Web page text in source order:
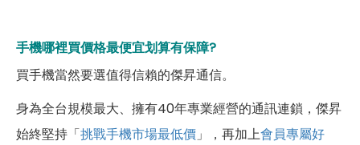
手機哪裡買價格最便宜划算有保障?
買手機當然要選值得信賴的傑昇通信。
身為全台規模最大、擁有40年專業經營的通訊連鎖，傑昇
始終堅持「挑戰手機市場最低價 」，再加上會員專屬好